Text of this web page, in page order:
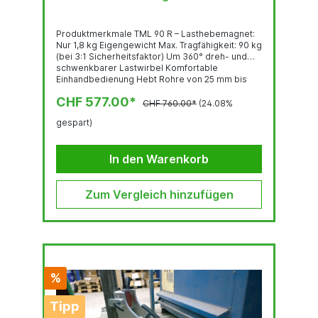
Produktmerkmale TML 90 R – Lasthebemagnet:
Nur 1,8 kg Eigengewicht Max. Tragfähigkeit: 90 kg
(bei 3:1 Sicherheitsfaktor) Um 360° dreh- und
schwenkbarer Lastwirbel Komfortable
Einhandbedienung Hebt Rohre von 25 mm bis
Leistungseigenschaften auf dünnwandigen
360° dreh- und schwenkbarer Lastwirbel, sogar
äche aus gehärtetem Stahl mit...
CHF 577.00* CHF 760.00* (24.08%
gespart)
In den Warenkorb
Zum Vergleich hinzufügen
%
Tipp